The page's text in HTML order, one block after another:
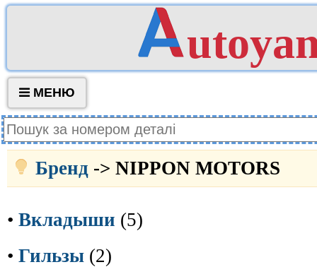
МЕНЮ
Бренд -> NIPPON MOTORS
• Вкладыши (5)
• Гильзы (2)